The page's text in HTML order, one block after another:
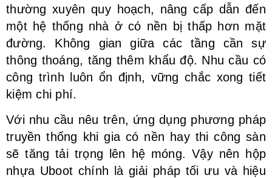
thường xuyên quy hoạch, nâng cấp dẫn đến
một hệ thống nhà ở có nền bị thấp hơn mặt
đường. Không gian giữa các tầng cần sự
thông thoáng, tăng thêm khẩu độ. Nhu cầu có
công trình luôn ổn định, vững chắc xong tiết
kiệm chi phí.
Với nhu cầu nêu trên, ứng dụng phương pháp
truyền thống khi gia có nền hay thi công sàn
sẽ tăng tải trọng lên hệ móng. Vậy nên hộp
nhựa Uboot chính là giải pháp tối ưu và hiệu